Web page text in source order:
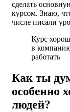
сделать
курсом. Знаю,
числе писали
Курс
в
работать
Как ты
особенно
людей?